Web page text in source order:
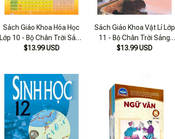
Sách Giáo Khoa Hóa Học
Lớp 10 - Bộ Chân Trời Sáng
Tạo
$13.99 USD
Sách Giáo Khoa Vật Lí Lớp
11 - Bộ Chân Trời Sáng
Tạo
$13.99 USD